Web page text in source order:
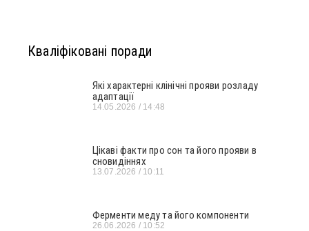
Кваліфіковані поради
Які характерні клінічні прояви розладу
адаптації
14.05.2026 14:48
Цікаві факти про сон та його прояви в
сновидіннях
13.07.2026 10:11
Ферменти меду та його компоненти
26.06.2026 10:52